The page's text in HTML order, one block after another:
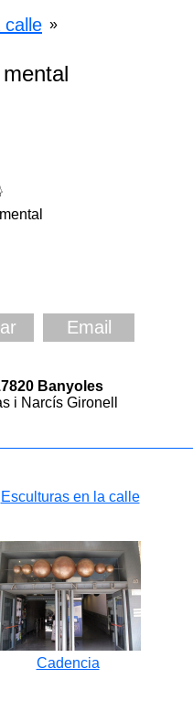
calle »
Email
Banyoles
i Narcís Gironell
Esculturas en la calle
Cadencia